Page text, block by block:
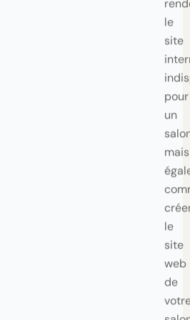
site
pour
un
salon,
mais
le
site
web
de
votre
salon
de